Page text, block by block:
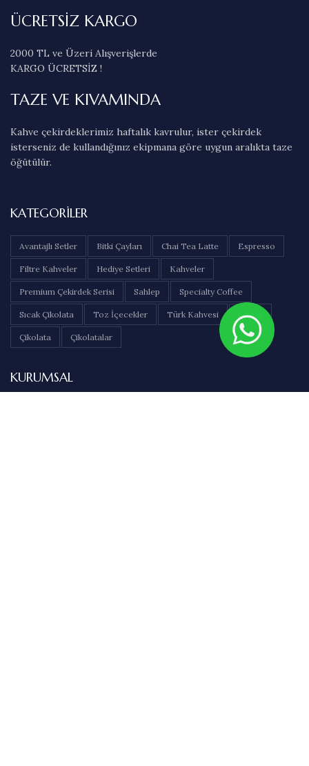
ÜCRETSİZ KARGO
2000 TL ve Üzeri Alışverişlerde
KARGO ÜCRETSİZ !
TAZE VE KIVAMINDA
Kahve çekirdeklerimiz haftalık kavrulur, ister çekirdek
isterseniz de kullandığınız ekipmana göre uygun aralıkta taze
öğütülür.
KATEGORILER
Avantajlı Setler Bitki Çayları Chai Tea Latte Espresso
Filtre Kahveler Hediye Setleri Kahveler
Premium Çekirdek Serisi Sahlep Specialty Coffee
Sıcak Çikolata Toz İçecekler Türk Kahvesi Çaylar
Çikolata Çikolatalar
KURUMSAL